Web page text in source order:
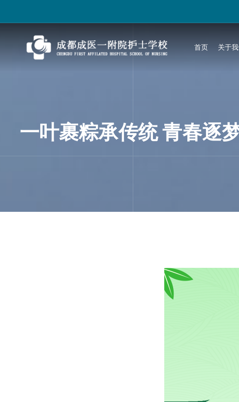
首页 关于
一叶裹粽承传统 青春